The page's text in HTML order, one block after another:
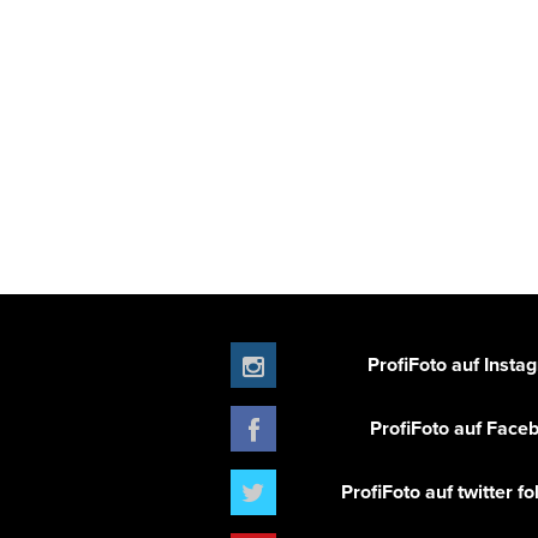
ProfiFoto auf
ProfiFoto auf
ProfiFoto auf twitter